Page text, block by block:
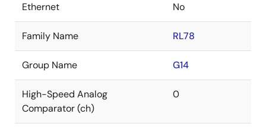
Ethernet No
Family Name RL78
Group Name G14
High-Speed Analog
Comparator (ch)
0